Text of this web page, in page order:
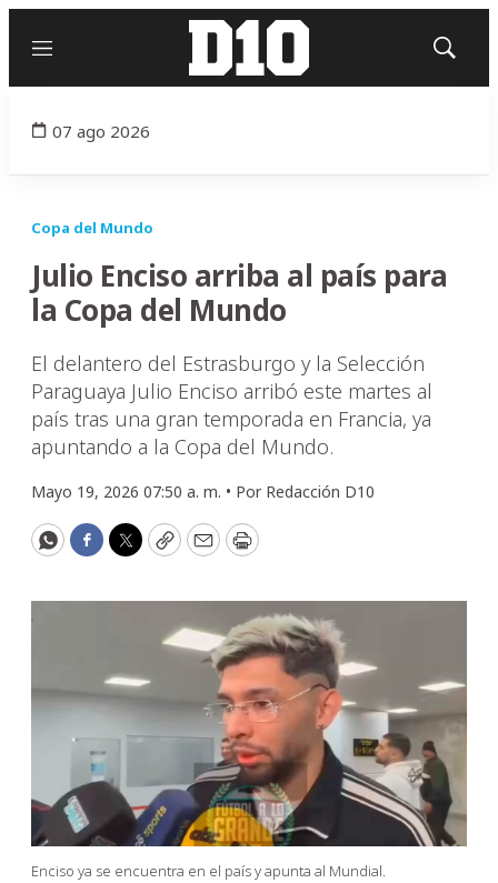
Menú
Mostrar
07 ago 2026
Copa del Mundo
Julio Enciso arriba al país para
la Copa del Mundo
El delantero del Estrasburgo y la Selección
Paraguaya Julio Enciso arribó este martes al
país tras una gran temporada en Francia, ya
apuntando a la Copa del Mundo.
Mayo 19, 2026 07:50 a. m. • Por Redacción D10
WhatsApp
Facebook
Twitter
CopyEmailPrint
Enciso ya se encuentra en el país y apunta al Mundial.